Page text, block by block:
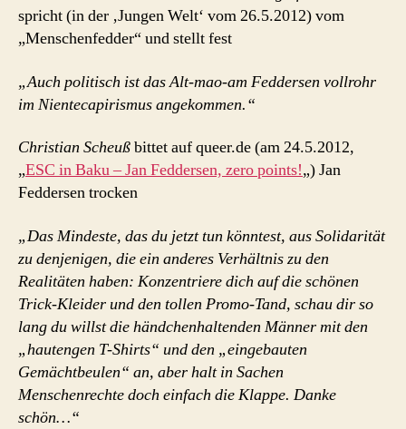
spricht (in der ‚Jungen Welt‘ vom 26.5.2012) vom
„Menschenfedder“ und stellt fest
„Auch politisch ist das Alt-mao-am Feddersen vollrohr
im Niente­capirismus angekommen.“
Christian Scheußbittet auf queer.de (am 24.5.2012,
„ESC in Baku – Jan Feddersen, zero points!„) Jan
Feddersen trocken
„Das Mindeste, das du jetzt tun könntest, aus Solidarität
zu denjenigen, die ein anderes Verhältnis zu den
Realitäten haben: Konzentriere dich auf die schönen
Trick-Kleider und den tollen Promo-Tand, schau dir so
lang du willst die händchenhaltenden Männer mit den
„hautengen T-Shirts“ und den „eingebauten
Gemächtbeulen“ an, aber halt in Sachen
Menschenrechte doch einfach die Klappe. Danke
schön…“